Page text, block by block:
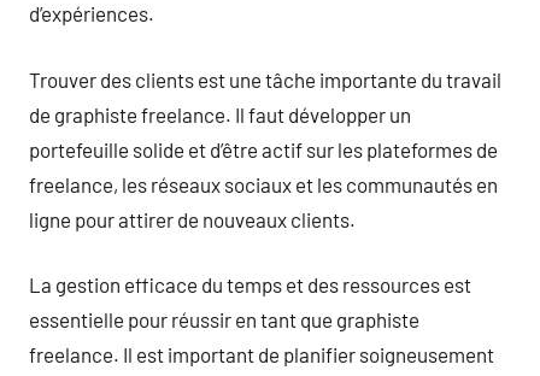
d’expériences.
Trouver des clients est une tâche importante du travail
de graphiste freelance. Il faut développer un
portefeuille solide et d’être actif sur les plateformes de
freelance, les réseaux sociaux et les communautés en
ligne pour attirer de nouveaux clients.
La gestion efficace du temps et des ressources est
essentielle pour réussir en tant que graphiste
freelance. Il est important de planifier soigneusement